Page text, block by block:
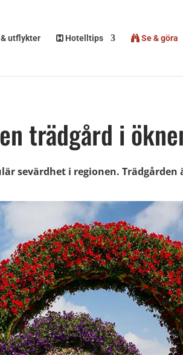
utflykter Hotelltips Se & göra
trädgård i
sevärdhet i regionen.